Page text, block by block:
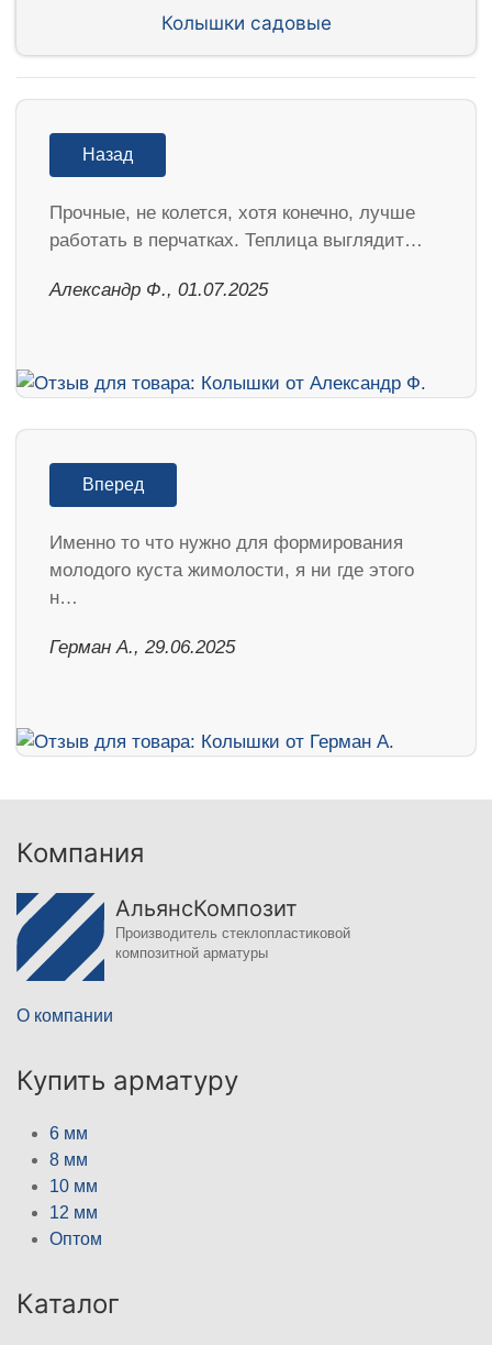
Колышки садовые
Назад
Прочные, не колется, хотя конечно, лучше
работать в перчатках. Теплица выглядит…
Александр Ф., 01.07.2025
Вперед
Именно то что нужно для формирования
молодого куста жимолости, я ни где этого
н…
Герман А., 29.06.2025
Компания
АльянсКомпозит
Производитель стеклопластиковой
композитной арматуры
О компании
Купить арматуру
6 мм
8 мм
10 мм
12 мм
Оптом
Каталог